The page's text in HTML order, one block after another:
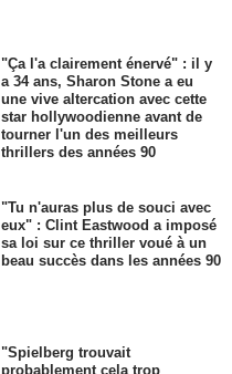
"Ça l'a clairement énervé" : il y
a 34 ans, Sharon Stone a eu
une vive altercation avec cette
star hollywoodienne avant de
tourner l'un des meilleurs
thrillers des années 90
"Tu n'auras plus de souci avec
eux" : Clint Eastwood a imposé
sa loi sur ce thriller voué à un
beau succès dans les années 90
"Spielberg trouvait
probablement cela trop